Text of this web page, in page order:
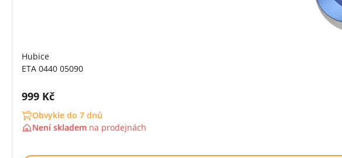
Hubice
ETA 0440 05090
Cena s DPH:
999 Kč
Obvykle do 7 dnů
Není skladem na prodejnách